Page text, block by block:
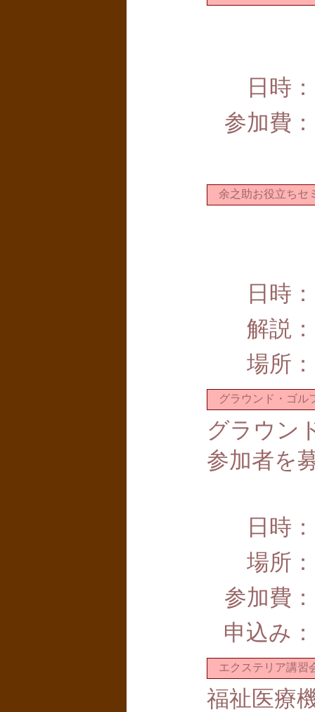
日時：
参加費：
余之助お役立ちセ
日時：
解説：
場所：
グラウンド・ゴル
グラウン
参加者を
日時：
場所：
参加費：
申込み：
エクステリア講習
福祉医療